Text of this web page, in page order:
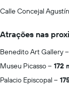
Calle Concejal
Atrações nas
Benedito Art Gallery
Museu Picasso
172
Palacio Episcopal